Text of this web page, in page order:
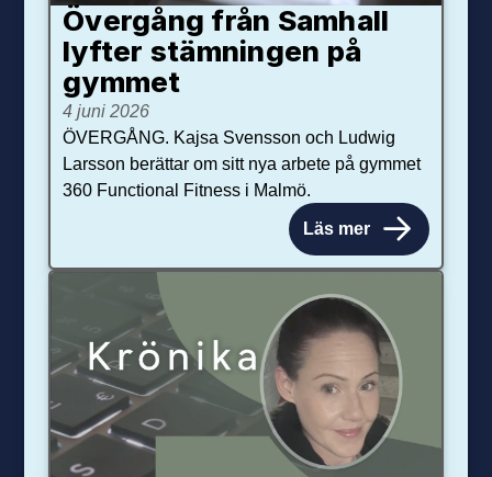
Övergång från Samhall
lyfter stämningen på
gymmet
4 juni 2026
ÖVERGÅNG. Kajsa Svensson och Ludwig
Larsson berättar om sitt nya arbete på gymmet
360 Functional Fitness i Malmö.
Läs mer